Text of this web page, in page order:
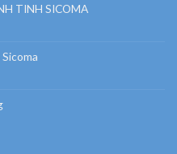
TINH SICOMA